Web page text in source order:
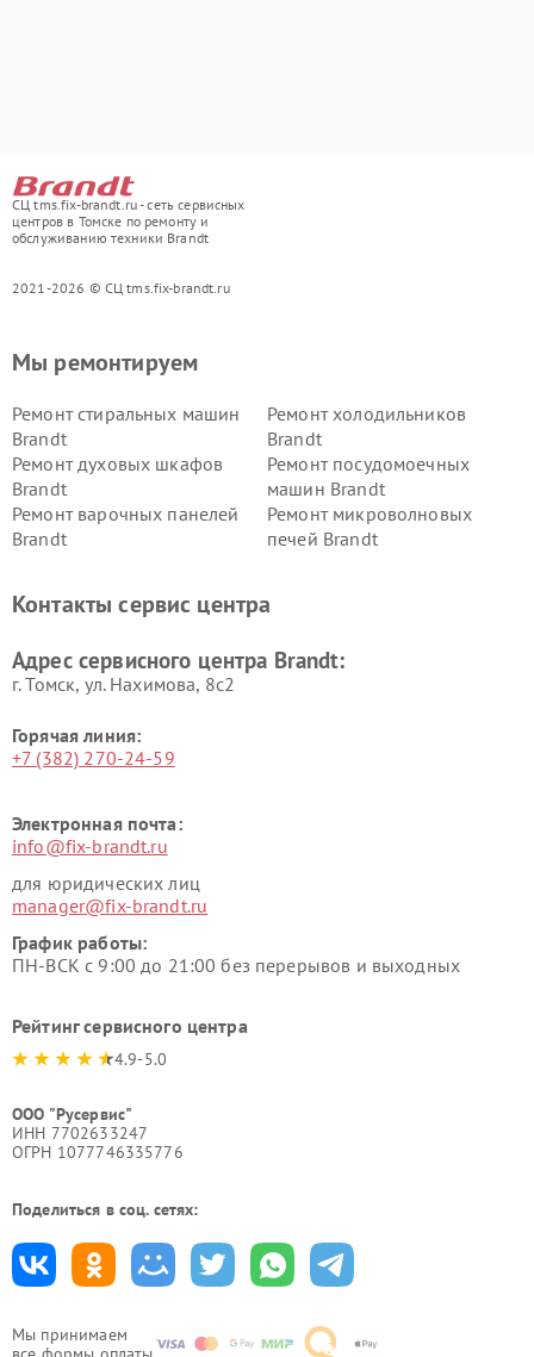
СЦ tms.fix-brandt.ru - сеть сервисных
центров в Томске по ремонту и
обслуживанию техники Brandt
2021-2026 © СЦ tms.fix-brandt.ru
Мы принимаем
Мы ремонтируем
Ремонт стиральных машин
Brandt
Ремонт холодильников
Brandt
Ремонт духовых шкафов
Brandt
Ремонт посудомоечных
машин Brandt
Ремонт варочных панелей
Brandt
Ремонт микроволновых
печей Brandt
Контакты сервис центра
Адрес сервисного центра Brandt:
г. Томск, ул. Нахимова, 8с2
Горячая линия:
+7 (382) 270-24-59
Электронная почта:
info@fix-brandt.ru
для юридических лиц
manager@fix-brandt.ru
График работы:
ПН-ВСК с 9:00 до 21:00 без перерывов и выходных
Рейтинг сервисного центра
4.9-5.0
ООО "Русервис"
ИНН 7702633247
ОГРН 1077746335776
Поделиться в соц. сетях: